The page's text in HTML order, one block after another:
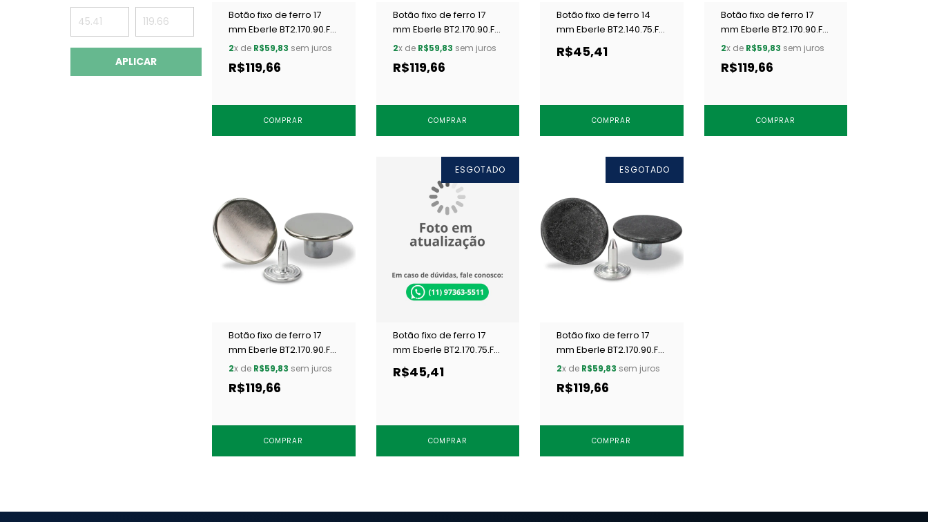
APLICAR
Botão fixo de ferro 17
mm Eberle BT2.170.90.F
COXI c/ 250 un
2x de R$59,83 sem juros
R$119,66
COMPRAR
Botão fixo de ferro 17
mm Eberle BT2.170.90.F
NIQ SOL c/ 250 un
2x de R$59,83 sem juros
R$119,66
COMPRAR
Botão fixo de ferro 14
mm Eberle BT2.140.75.F
LOX c/ 250 un
R$45,41
COMPRAR
Botão fixo de ferro 17
mm Eberle BT2.170.90.F
LAT SOL c/ 250 un
2x de R$59,83 sem juros
R$119,66
COMPRAR
Botão fixo de ferro 17
mm Eberle BT2.170.90.F
NIQ c/ 250 un
2x de R$59,83 sem juros
R$119,66
COMPRAR
ESGOTADO
Botão fixo de ferro 17
mm Eberle BT2.170.75.F
GRA c/ 250 un
R$45,41
COMPRAR
ESGOTADO
Botão fixo de ferro 17
mm Eberle BT2.170.90.F
GRA c/ 250 un
2x de R$59,83 sem juros
R$119,66
COMPRAR